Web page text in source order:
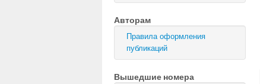
Авторам
Правила оформления
публикаций
Вышедшие номера